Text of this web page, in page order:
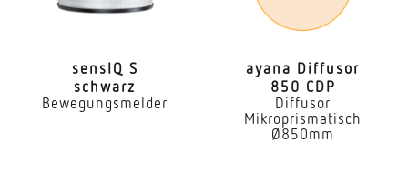
sensIQ S
schwarz
Bewegungsmelder
ayana Diffusor
850 CDP
Diffusor
Mikroprismatisch
Ø850mm